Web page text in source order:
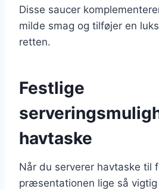
Disse saucer
milde smag og tilføjer en
retten.
Festlige
havtaske
Når du serverer havtaske til
præsentationen lige så vigtig